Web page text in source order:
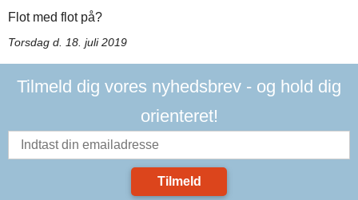
Flot med flot på?
Torsdag d. 18. juli 2019
Tilmeld dig vores nyhedsbrev - og hold dig
orienteret!
Tilmeld